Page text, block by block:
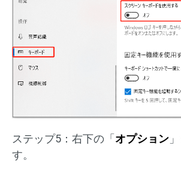
ステップ5：右下の「オプション
す。